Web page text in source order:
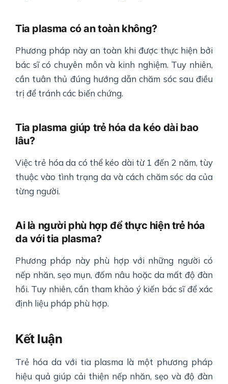
Tia plasma có an toàn không?
Phương pháp này an toàn khi được thực hiện bởi
bác sĩ có chuyên môn và kinh nghiệm. Tuy nhiên,
cần tuân thủ đúng hướng dẫn chăm sóc sau điều
trị để tránh các biến chứng.
Tia plasma giúp trẻ hóa da kéo dài bao
lâu?
Việc trẻ hóa da có thể kéo dài từ 1 đến 2 năm, tùy
thuộc vào tình trạng da và cách chăm sóc da của
từng người.
Ai là người phù hợp để thực hiện trẻ hóa
da với tia plasma?
Phương pháp này phù hợp với những người có
nếp nhăn, sẹo mụn, đốm nâu hoặc da mất độ đàn
hồi. Tuy nhiên, cần tham khảo ý kiến bác sĩ để xác
định liệu pháp phù hợp.
Kết luận
Trẻ hóa da với tia plasma là một phương pháp
hiệu quả giúp cải thiện nếp nhăn, sẹo và độ đàn